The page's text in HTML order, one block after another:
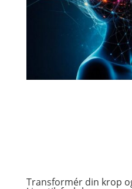
Transformér din krop